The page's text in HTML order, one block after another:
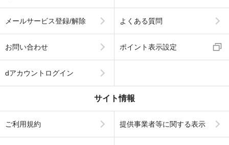
メールサービス登録/解除 よくある質問
お問い合わせ ポイント表示設定
dアカウントログイン
サイト情報
ご利用規約 提供事業者等に関する表示